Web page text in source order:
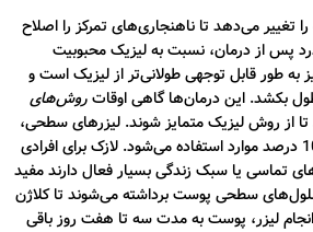
را تغییر می‌دهد تا ناهنجاری‌های تمرکز را اصلاح
پس از درمان، نسبت به لیزیک محبوبیت
به طور قابل توجهی طولانی‌تر از لیزیک است و
بکشد. این درمان‌ها گاهی اوقاتروش‌های
از روش لیزیک متمایز شوند. لیزرهای سطحی،
مانند: لازک، تنها در حدود 10 درصد موارد استفاده می‌شود. لازک برای افرادی
تماسی یا سبک زندگی بسیار فعال دارند مفید
سطحی پوست برداشته می‌شوند تا کلاژن
لیزر، پوست به مدت سه تا هفت روز باقی